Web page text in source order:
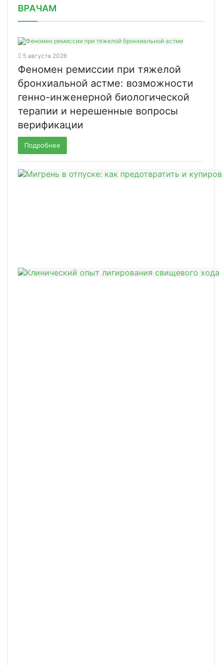
ВРАЧАМ
5 августа 2026
Феномен ремиссии при тяжелой
бронхиальной астме: возможности
генно-инженерной биологической
терапии и нерешенные вопросы
верификации
Подробнее